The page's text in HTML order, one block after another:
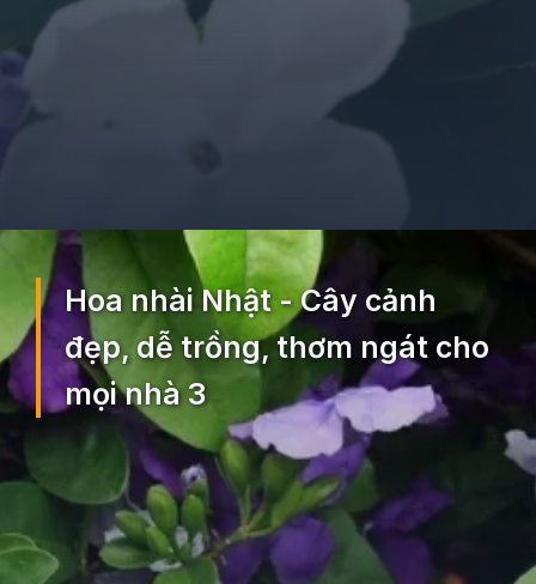
https://ocopaz.vn/hoa-nhai-nhat-300
Hoa nhài Nhật - Cây cảnh
đẹp, dễ trồng, thơm ngát cho
mọi nhà 3